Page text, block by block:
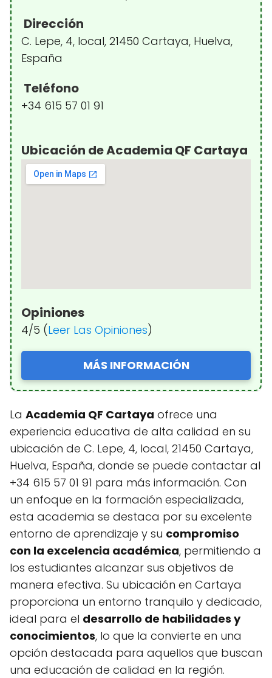
Dirección
C. Lepe, 4, local, 21450 Cartaya, Huelva,
España
Teléfono
+34 615 57 01 91
Ubicación de Academia QF Cartaya
Opiniones
4/5 (Leer Las Opiniones)
MÁS INFORMACIÓN
La Academia QF Cartaya ofrece una
experiencia educativa de alta calidad en su
ubicación de C. Lepe, 4, local, 21450 Cartaya,
Huelva, España, donde se puede contactar al
+34 615 57 01 91 para más información. Con
un enfoque en la formación especializada,
esta academia se destaca por su excelente
entorno de aprendizaje y su compromiso
con la excelencia académica, permitiendo a
los estudiantes alcanzar sus objetivos de
manera efectiva. Su ubicación en Cartaya
proporciona un entorno tranquilo y dedicado,
ideal para el desarrollo de habilidades y
conocimientos, lo que la convierte en una
opción destacada para aquellos que buscan
una educación de calidad en la región.